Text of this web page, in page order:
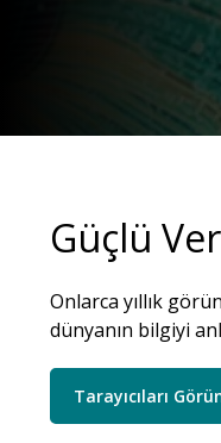
Güçlü
Onlarca yıllık
dünyanın bilgiyi
Tarayıcıları